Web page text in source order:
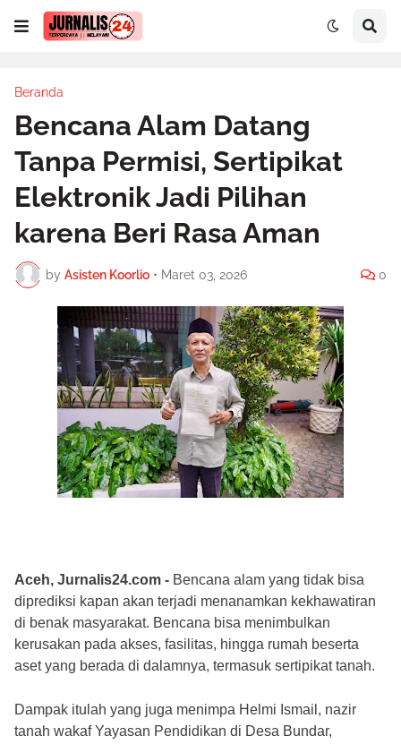
Beranda
Bencana Alam Datang
Tanpa Permisi, Sertipikat
Elektronik Jadi Pilihan
karena Beri Rasa Aman
by Asisten Koorlio • Maret 03, 2026 0
Aceh, Jurnalis24.com - Bencana alam yang tidak bisa
diprediksi kapan akan terjadi menanamkan kekhawatiran
di benak masyarakat. Bencana bisa menimbulkan
kerusakan pada akses, fasilitas, hingga rumah beserta
aset yang berada di dalamnya, termasuk sertipikat tanah.
Dampak itulah yang juga menimpa Helmi Ismail, nazir
tanah wakaf Yayasan Pendidikan di Desa Bundar,